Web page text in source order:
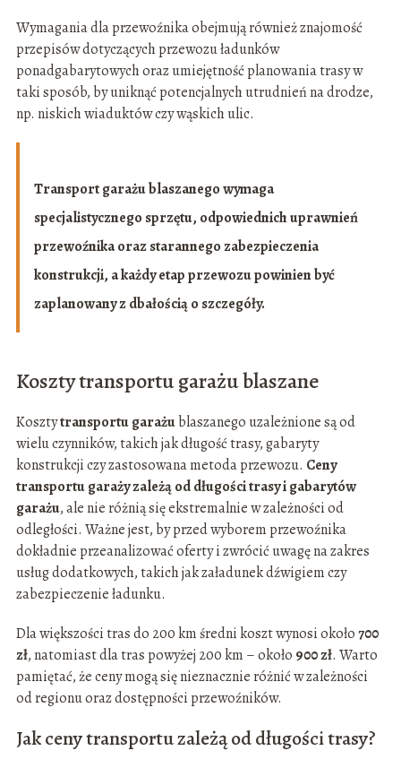
Wymagania dla przewoźnika obejmują również znajomość
przepisów dotyczących przewozu ładunków
ponadgabarytowych oraz umiejętność planowania trasy w
taki sposób, by uniknąć potencjalnych utrudnień na drodze,
np. niskich wiaduktów czy wąskich ulic.
Transport garażu blaszanego wymaga
specjalistycznego sprzętu, odpowiednich uprawnień
przewoźnika oraz starannego zabezpieczenia
konstrukcji, a każdy etap przewozu powinien być
zaplanowany z dbałością o szczegóły.
Koszty transportu garażu blaszane
Kosztytransportu garażublaszanego uzależnione są od
wielu czynników, takich jak długość trasy, gabaryty
konstrukcji czy zastosowana metoda przewozu. Ceny
transportu garaży zależą od długości trasy i gabarytów
garażu, ale nie różnią się ekstremalnie w zależności od
odległości. Ważne jest, by przed wyborem przewoźnika
dokładnie przeanalizować oferty i zwrócić uwagę na zakres
usług dodatkowych, takich jak załadunek dźwigiem czy
zabezpieczenie ładunku.
Dla większości tras do 200 km średni koszt wynosi około700
zł, natomiast dla tras powyżej 200 km – około 900 zł. Warto
pamiętać, że ceny mogą się nieznacznie różnić w zależności
od regionu oraz dostępności przewoźników.
Jak ceny transportu zależą od długości trasy?